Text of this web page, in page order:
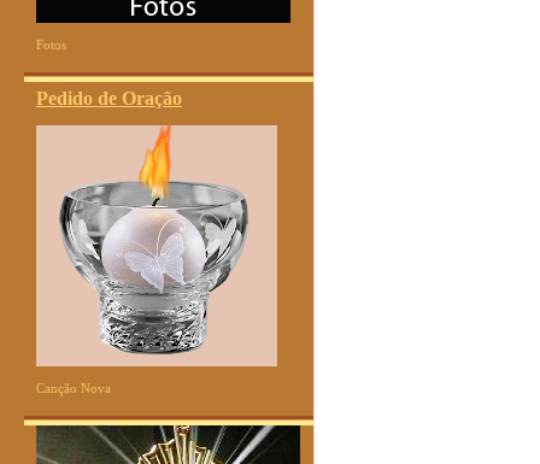
Fotos
Pedido de Oração
Canção Nova